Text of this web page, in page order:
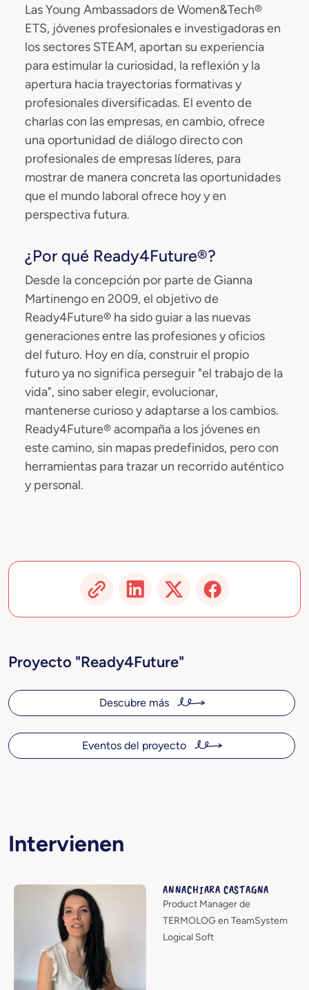
Las Young Ambassadors de Women&Tech®
ETS, jóvenes profesionales e investigadoras en
los sectores STEAM, aportan su experiencia
para estimular la curiosidad, la reflexión y la
apertura hacia trayectorias formativas y
profesionales diversificadas. El evento de
charlas con las empresas, en cambio, ofrece
una oportunidad de diálogo directo con
profesionales de empresas líderes, para
mostrar de manera concreta las oportunidades
que el mundo laboral ofrece hoy y en
perspectiva futura.
¿Por qué Ready4Future®?
Desde la concepción por parte de Gianna
Martinengo en 2009, el objetivo de
Ready4Future® ha sido guiar a las nuevas
generaciones entre las profesiones y oficios
del futuro. Hoy en día, construir el propio
futuro ya no significa perseguir "el trabajo de la
vida", sino saber elegir, evolucionar,
mantenerse curioso y adaptarse a los cambios.
Ready4Future® acompaña a los jóvenes en
este camino, sin mapas predefinidos, pero con
herramientas para trazar un recorrido auténtico
y personal.
Proyecto "Ready4Future"
Descubre más
Eventos del proyecto
Intervienen
ANNACHIARA CASTAGNA
Product Manager de
TERMOLOG en TeamSystem
Logical Soft